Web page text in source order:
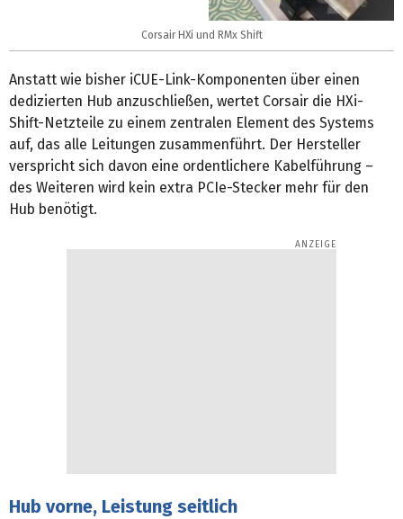
Corsair HXi und RMx Shift
Anstatt wie bisher iCUE-Link-Komponenten über einen
dedizierten Hub anzuschließen, wertet Corsair die HXi-
Shift-Netzteile zu einem zentralen Element des Systems
auf, das alle Leitungen zusammenführt. Der Hersteller
verspricht sich davon eine ordentlichere Kabelführung –
des Weiteren wird kein extra PCIe-Stecker mehr für den
Hub benötigt.
Hub vorne, Leistung seitlich